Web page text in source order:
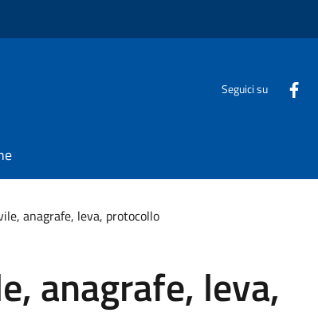
Seguici su
anagrafe, leva, protocollo
anagrafe, leva,